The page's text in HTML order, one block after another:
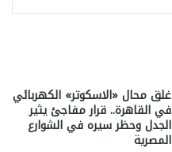
غلق محال «الاسكوتر» الكهربائي
في القاهرة.. قرار مفاجئ يثير
الجدل وحظر سيره في الشوارع
المصرية